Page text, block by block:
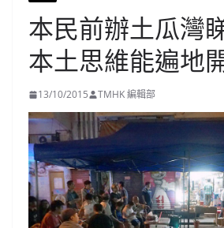
本民前辦土瓜灣
本土思維能遍地
13/10/2015 TMHK 編輯部